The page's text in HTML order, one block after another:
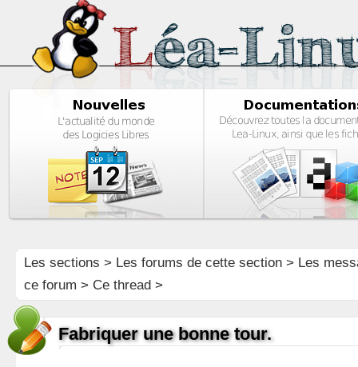
Les sections > Les forums de cette section> Les
ce forum > Ce thread >
Fabriquer une bonne tour.